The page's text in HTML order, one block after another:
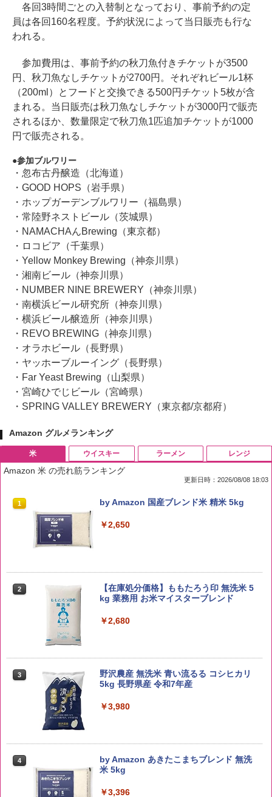
各回3時間ごとの入替制となっており、事前予約の定
員は各回160名程度。予約状況によって当日販売も行な
われる。
参加費用は、事前予約の秋刀魚付きチケットが3500
円、秋刀魚なしチケットが2700円。それぞれビール1杯
（200ml）とフードと交換できる500円チケット5枚が含
まれる。当日販売は秋刀魚なしチケットが3000円で販売
されるほか、数量限定で秋刀魚1匹追加チケットが1000
円で販売される。
参加ブルワリー
・忽布古丹醸造（北海道）
・GOOD HOPS（岩手県）
・ホップガーデンブルワリー（福島県）
・常陸野ネストビール（茨城県）
・NAMACHAんBrewing（東京都）
・ロコビア（千葉県）
・Yellow Monkey Brewing（神奈川県）
・湘南ビール（神奈川県）
・NUMBER NINE BREWERY（神奈川県）
・南横浜ビール研究所（神奈川県）
・横浜ビール醸造所（神奈川県）
・REVO BREWING（神奈川県）
・オラホビール（長野県）
・ヤッホーブルーイング（長野県）
・Far Yeast Brewing（山梨県）
・宮崎ひでじビール（宮崎県）
・SPRING VALLEY BREWERY（東京都/京都府）
Amazon グルメランキング
米
Amazon 米 の売れ筋ランキング
更新日時：2026/08/08 18:03
1 by Amazon 国産ブレンド米 精米 5kg
￥2,650
2
【在庫処分価格】ももたろう印 無洗米 5
kg 業務用 お米マイスターブレンド
￥2,680
3
野沢農産 無洗米 青い流るる コシヒカリ
5kg 長野県産 令和7年産
￥3,980
4
by Amazon あきたこまちブレンド 無洗
米 5kg
￥3,396
ウイスキー ラーメン レンジ